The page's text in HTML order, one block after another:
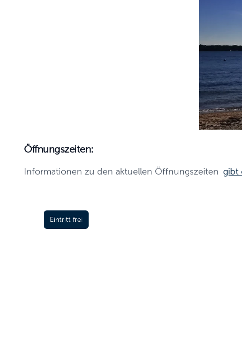
Öffnungszeiten:
Informationen zu den aktuellen Öffnungszeiten gibt
Eintritt frei